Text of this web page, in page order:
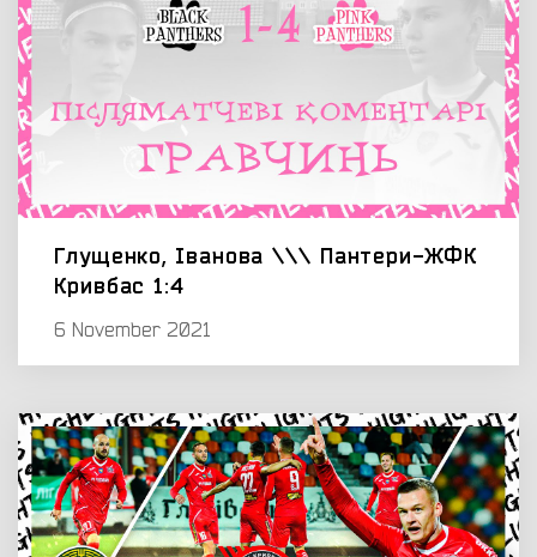
Глущенко, Іванова \\\ Пантери-ЖФК
Кривбас 1:4
6 November 2021